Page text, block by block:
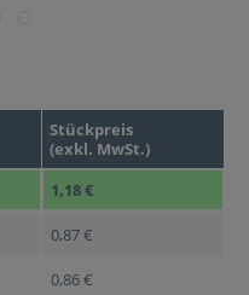
Stückpreis
(exkl. MwSt.)
1,18 €
0,87 €
0,86 €